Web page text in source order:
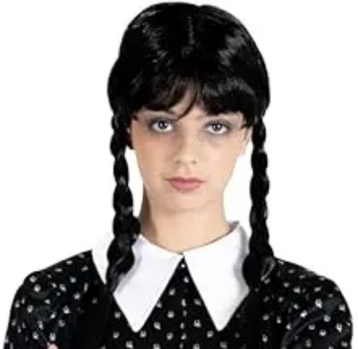
- Ütős hangszerek
- Fújós hangszerek
- Szintetizátorok
- Egyéb hangszerek
Bébi játékok
munkagépek
Építőjátékok
Szerepjátékok
Kreatív játékok
- Kreatív játékok
- Gyurmák
Társasjátékok
Asztali játékok
Nyári játékok
- Homokozójátékok
- Műanyag hajók
- Hinta, csúszda
Elérhetőség
Méret
Célcsoport Női jelmez
Ajánlott
korosztály
14 éves kortól 99
éves korig
Gyártó
Ciao
Cikkszám
C11322.S
Csomag
tartalma
A jelmez ruha,
paróka. Mérete
válltól lábig 140
cm.
Rövid leírás
Addams Family -
Mercoledi jelmez
S-es
Részletes
leírás
Jó minőségű
jelmez (Addams
Family -
jelmez S-es),
hogy mindig új és
változatos